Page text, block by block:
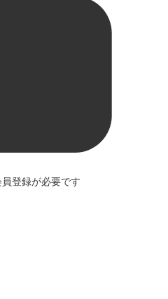
登録が必要です